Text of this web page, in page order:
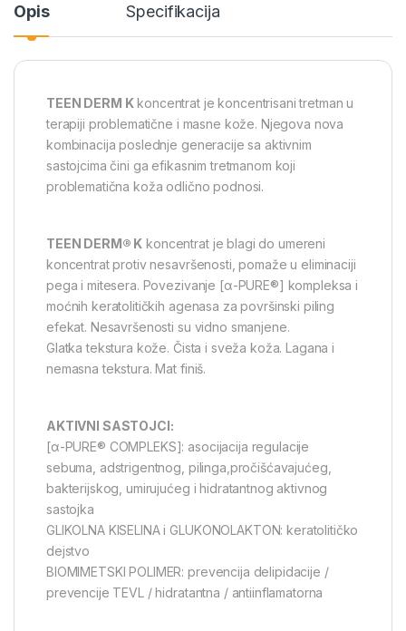
Opis Specifikacija
TEEN DERM Kkoncentrat je koncentrisani tretman u
terapiji problematične i masne kože. Njegova nova
kombinacija poslednje generacije sa aktivnim
sastojcima čini ga efikasnim tretmanom koji
problematična koža odlično podnosi.
TEEN DERM® K koncentrat je blagi do umereni
koncentrat protiv nesavršenosti, pomaže u eliminaciji
pega i mitesera. Povezivanje [α-PURE®] kompleksa i
moćnih keratolitičkih agenasa za površinski piling
efekat. Nesavršenosti su vidno smanjene.
Glatka tekstura kože. Čista i sveža koža. Lagana i
nemasna tekstura. Mat finiš.
AKTIVNI SASTOJCI:
[α-PURE® COMPLEKS]: asocijacija regulacije
sebuma, adstrigentnog, pilinga,pročišćavajućeg,
bakterijskog, umirujućeg i hidratantnog aktivnog
sastojka
GLIKOLNA KISELINA i GLUKONOLAKTON: keratolitičko
dejstvo
BIOMIMETSKI POLIMER: prevencija delipidacije /
prevencije TEVL / hidratantna / antiinflamatorna